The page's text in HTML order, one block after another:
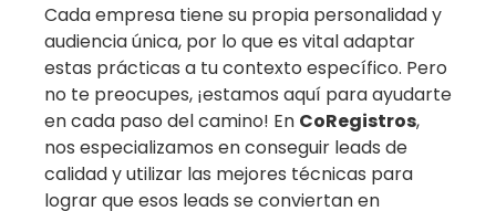
Cada empresa tiene su propia personalidad y
audiencia única, por lo que es vital adaptar
estas prácticas a tu contexto específico. Pero
no te preocupes, ¡estamos aquí para ayudarte
en cada paso del camino! En CoRegistros,
nos especializamos enconseguir leads de
calidady utilizar las mejores técnicas para
lograr que esos leads se conviertan en